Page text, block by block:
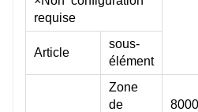
requise
Article
sous-
élément
Zone
de